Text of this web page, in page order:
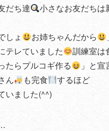
だち達
小さなお友だちは
しょ
お姉ちゃんだから
テレていました
訓練室は
たらプルコギ作る
」と
ん
も完食
するほど
いました(^^)